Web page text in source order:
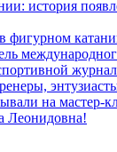
история
фигурном
на мастер-
Леонидовна!